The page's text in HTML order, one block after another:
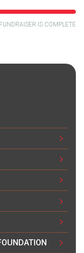
FUNDRAISER IS COMPLETE